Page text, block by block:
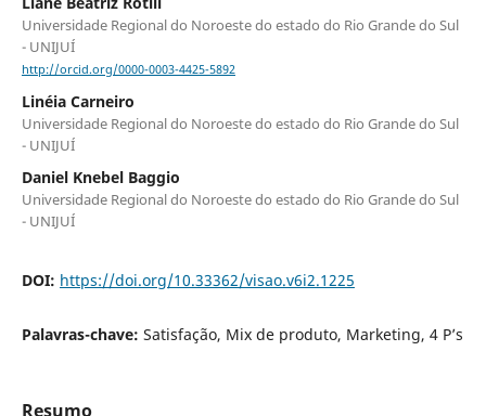
Universidade Regional do Noroeste do estado do Rio Grande do Sul
- UNIJUÍ
http://orcid.org/0000-0003-4425-5892
Linéia Carneiro
Universidade Regional do Noroeste do estado do Rio Grande do Sul
- UNIJUÍ
Daniel Knebel Baggio
Universidade Regional do Noroeste do estado do Rio Grande do Sul
- UNIJUÍ
DOI: https://doi.org/10.33362/visao.v6i2.1225
Palavras-chave: Satisfação, Mix de produto, Marketing, 4 P’s
Resumo